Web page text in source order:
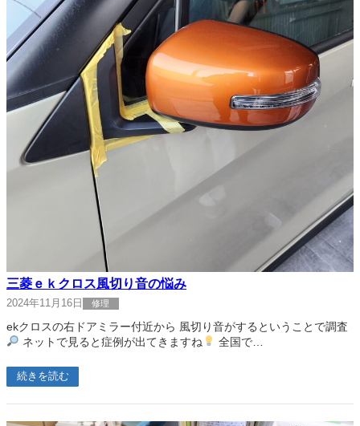
三菱ｅｋクロス風切り音の悩み
2024年11月16日 修理
ekクロスの右ドアミラー付近から 風切り音がするということで調査
ネットで見ると症例が出てきますね
全国で…
続きを読む